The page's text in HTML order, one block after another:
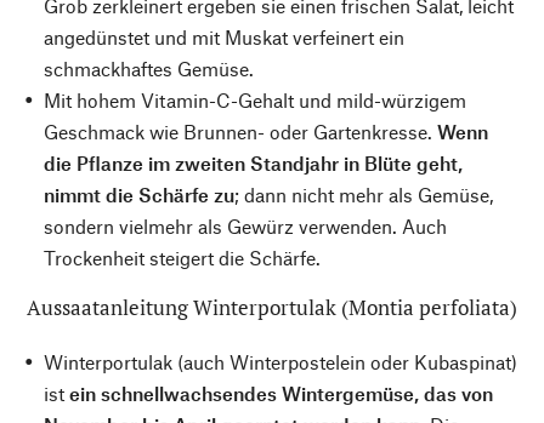
Grob zerkleinert ergeben sie einen frischen Salat, leicht
angedünstet und mit Muskat verfeinert ein
schmackhaftes Gemüse.
Mit hohem Vitamin-C-Gehalt und mild-würzigem
Geschmack wie Brunnen- oder Gartenkresse. Wenn
die Pflanze im zweiten Standjahr in Blüte geht,
nimmt die Schärfe zu; dann nicht mehr als Gemüse,
sondern vielmehr als Gewürz verwenden. Auch
Trockenheit steigert die Schärfe.
Aussaatanleitung Winterportulak (Montia perfoliata)
Winterportulak (auch Winterpostelein oder Kubaspinat)
ist ein schnellwachsendes Wintergemüse, das von